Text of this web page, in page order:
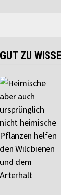
GUT ZU